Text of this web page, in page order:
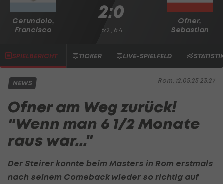
Cerundolo,
Francisco
Ofner,
Sebastian
2:0
6:2 , 6:4
SPIELBERICHT TICKER LIVE-SPIELFELD
Rom, 12.05.25 23:27
NEWS
Ofner am Weg zurück!
"Wenn man 6 1/2 Monate
raus war..."
Der Steirer konnte beim Masters in Rom erstmals
nach seinem Comeback wieder so richtig auf